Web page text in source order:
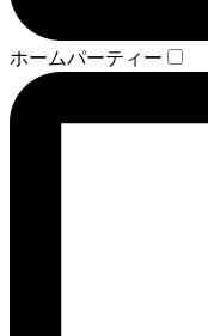
ホームパーティー